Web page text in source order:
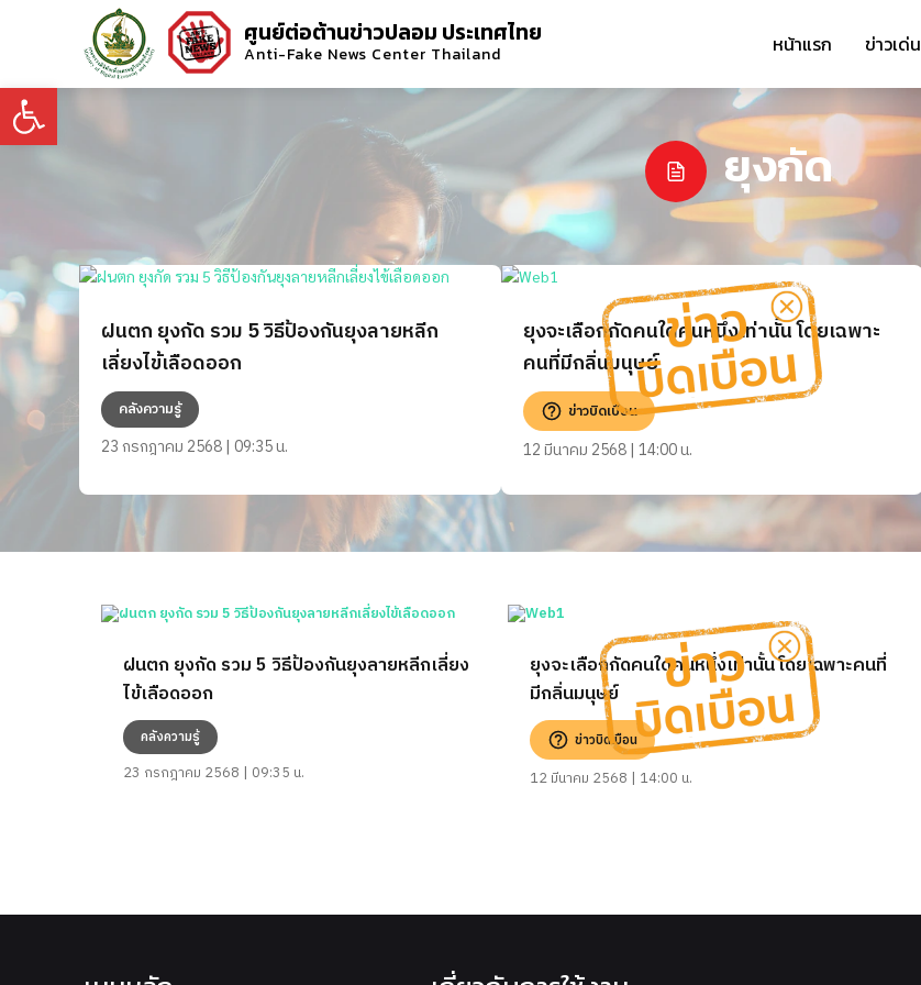
Open toolbar
ศูนย์ต่อต้านข่าวปลอม ประเทศไทย
Anti-Fake News Center Thailand หน้าแรก ข่าวเด่น
ยุงกัด
ฝนตก ยุงกัด รวม 5 วิธีป้องกันยุงลายหลีก
เลี่ยงไข้เลือดออก
คลังความรู้
23 กรกฎาคม 2568 | 09:35 น.
ยุงจะเลือกกัดคนใดคนหนึ่งเท่านั้น โดยเฉพาะ
คนที่มีกลิ่นมนุษย์
ข่าวบิดเบือน
12 มีนาคม 2568 | 14:00 น.
ฝนตก ยุงกัด รวม 5 วิธีป้องกันยุงลายหลีกเลี่ยง
ไข้เลือดออก
คลังความรู้
23 กรกฎาคม 2568 | 09:35 น.
ยุงจะเลือกกัดคนใดคนหนึ่งเท่านั้น โดยเฉพาะคนที่
มีกลิ่นมนุษย์
ข่าวบิดเบือน
12 มีนาคม 2568 | 14:00 น.